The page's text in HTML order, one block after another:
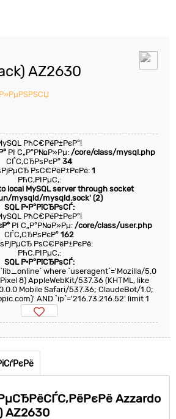
AZ2630
РћС€РёР±РєР°!
РІ С„Р°Р№Р»Рµ: /core/class/mysql.php
СЃС‚СЂРѕРєР° 34
РѕС€РёР±РєРё: 1
РћС‚РІРµС‚:
local MySQL server through socket
mysqld/mysqld.sock' (2)
SQL Р·Р°РїСЂРѕСЃ:
РћС€РёР±РєР°!
РІ С„Р°Р№Р»Рµ: /core/class/user.php
СЃС‚СЂРѕРєР° 162
РѕС€РёР±РєРё:
РћС‚РІРµС‚:
SQL Р·Р°РїСЂРѕСЃ:
where `useragent`='Mozilla/5.0
8) AppleWebKit/537.36 (KHTML, like
Mobile Safari/537.36; ClaudeBot/1.0;
AND `ip`='216.73.216.52' limit 1
Azzardo
AZ2630